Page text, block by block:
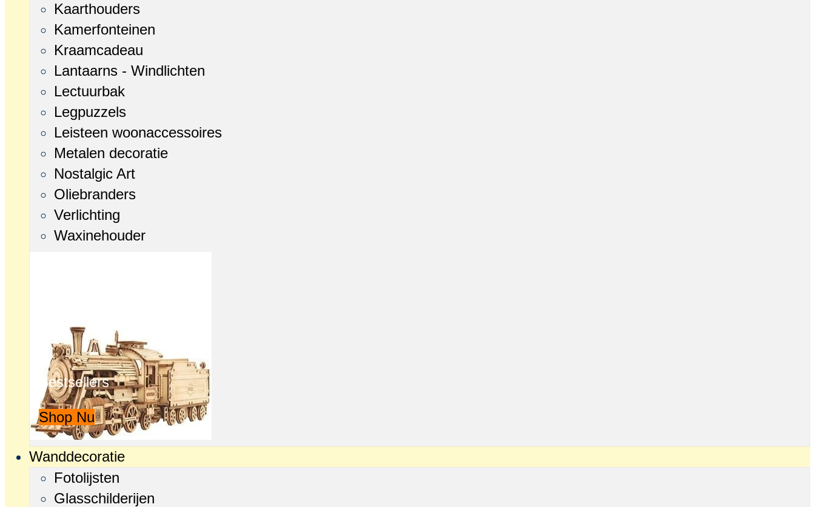
Kaarthouders
Kamerfonteinen
Kraamcadeau
Lantaarns - Windlichten
Lectuurbak
Legpuzzels
Leisteen woonaccessoires
Metalen decoratie
Nostalgic Art
Oliebranders
Verlichting
Waxinehouder
Bestsellers
Shop Nu
Wanddecoratie
Fotolijsten
Glasschilderijen